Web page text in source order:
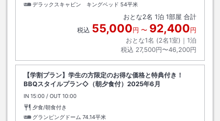
デラックスキャビン キングベッド 54平米
おとな2名 1泊 1部屋 合計
税込 55,000円 〜 92,400円
おとな1名 (2名1室)｜ 1泊
税込 27,500円〜46,200円
【学割プラン】学生の方限定のお得な価格と特典付き！
BBQスタイルプラン◇（朝夕食付）2025年6月
IN チェックイン
15:00 / OUT チェックアウト
10:00
夕食/朝食付き
グランピングドーム 74.14平米